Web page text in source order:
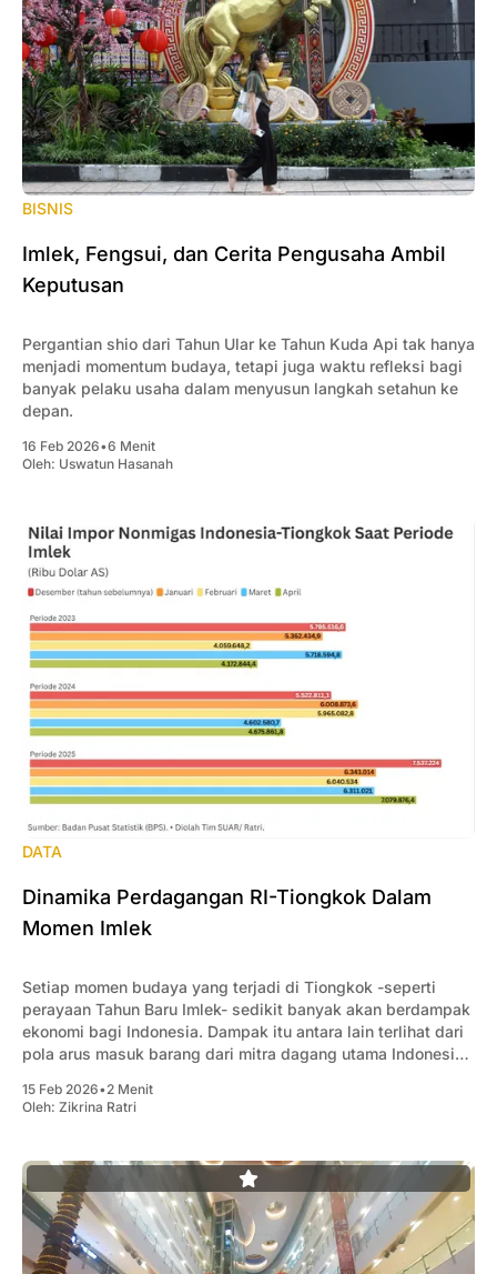
BISNIS
Imlek, Fengsui, dan Cerita Pengusaha Ambil
Keputusan
Pergantian shio dari Tahun Ular ke Tahun Kuda Api tak hanya
menjadi momentum budaya, tetapi juga waktu refleksi bagi
banyak pelaku usaha dalam menyusun langkah setahun ke
depan.
16 Feb 2026•6 Menit
Oleh: Uswatun Hasanah
DATA
Dinamika Perdagangan RI-Tiongkok Dalam
Momen Imlek
Setiap momen budaya yang terjadi di Tiongkok -seperti
perayaan Tahun Baru Imlek- sedikit banyak akan berdampak
ekonomi bagi Indonesia. Dampak itu antara lain terlihat dari
pola arus masuk barang dari mitra dagang utama Indonesia
15 Feb 2026•2 Menit
Oleh: Zikrina Ratri